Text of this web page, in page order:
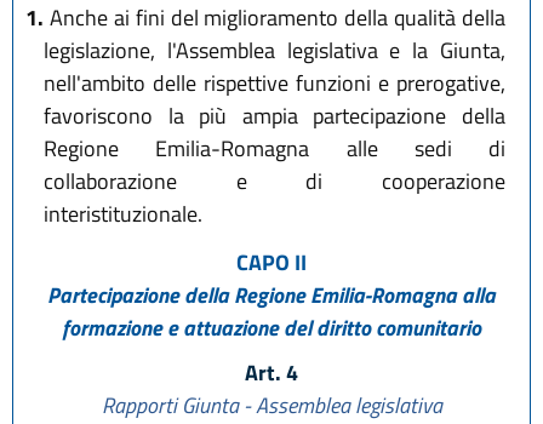
1. Anche ai fini del miglioramento della qualità della
legislazione, l'Assemblea legislativa e la Giunta,
nell'ambito delle rispettive funzioni e prerogative,
favoriscono la più ampia partecipazione della
Regione Emilia-Romagna alle sedi di
collaborazione e di cooperazione
interistituzionale.
CAPO II
Partecipazione della Regione Emilia-Romagna alla
formazione e attuazione del diritto comunitario
Art. 4
Rapporti Giunta - Assemblea legislativa